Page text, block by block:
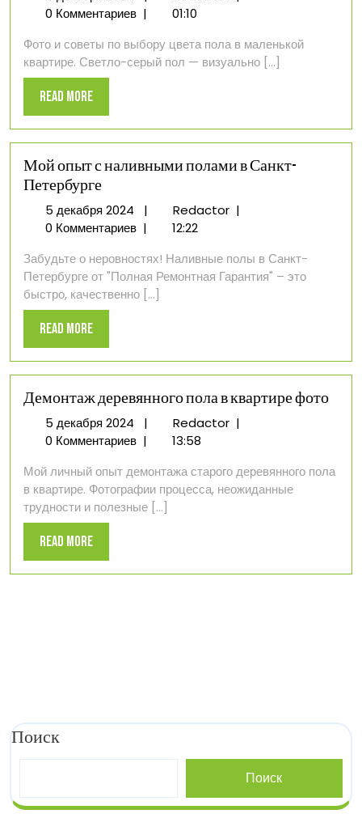
декабря
цвета
пола
0 Комментариев |
01:10
Фото и советы по выбору цвета пола в маленькой
квартире. Светло-серый пол — визуально [...]
Read MoreRead
More
Мой опыт с наливными полами в Санкт-
Петербурге
5 декабря 20245
декабря
| RedactorМой
наливными
полами
|
0 Комментариев |
12:22
Забудьте о неровностях! Наливные полы в Санкт-
Петербурге от "Полная Ремонтная Гарантия" – это
быстро, качественно [...]
Read MoreRead
More
Демонтаж деревянного пола в квартире фото
5 декабря 20245
декабря
| RedactorДемонтаж
в
квартире
|
0 Комментариев |
13:58
Мой личный опыт демонтажа старого деревянного пола
в квартире. Фотографии процесса, неожиданные
трудности и полезные [...]
Read MoreRead
More
Поиск
Поиск